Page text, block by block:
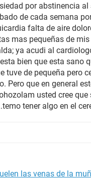
por abstinencia
de cada semana
falta de aire
mas pequeñas de
ya acudi al
bien que esta sano
tuve de pequeña pero
Pero que en general
usted cree
tener algo en el
las venas de la